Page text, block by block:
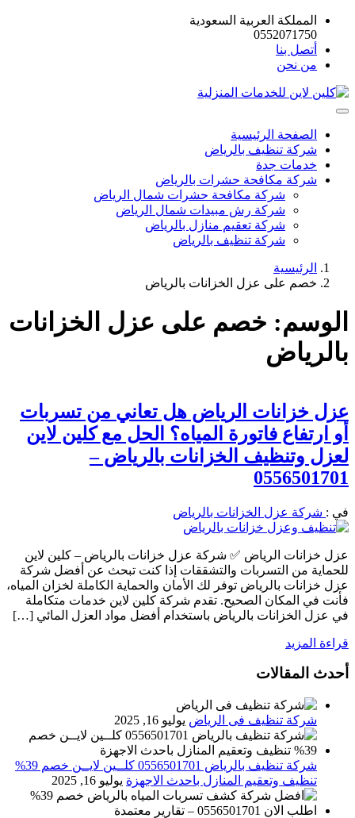
المملكة العربية السعودية
0552071750
أتصل بنا
من نحن
الصفحة الرئيسية
شركة تنظيف بالرياض
خدمات جدة
شركة مكافحة حشرات بالرياض
شركة مكافحة حشرات شمال الرياض
شركة رش مبيدات شمال الرياض
شركة تعقيم منازل بالرياض
شركة تنظيف بالرياض
الرئيسية
خصم على عزل الخزانات بالرياض
الوسم: خصم على عزل الخزانات
بالرياض
عزل خزانات الرياض هل تعاني من تسربات
أو ارتفاع فاتورة المياه؟ الحل مع كلين لاين
لعزل وتنظيف الخزانات بالرياض –
0556501701
في : شركة عزل الخزانات بالرياض
عزل خزانات الرياض ✅ شركة عزل خزانات بالرياض – كلين لاين
للحماية من التسربات والتشققات إذا كنت تبحث عن أفضل شركة
عزل خزانات بالرياض توفر لك الأمان والحماية الكاملة لخزان المياه،
فأنت في المكان الصحيح. تقدم شركة كلين لاين خدمات متكاملة
في عزل الخزانات بالرياض باستخدام أفضل مواد العزل المائي […]
قراءة المزيد
أحدث المقالات
شركة تنظيف فى الرياض يوليو 16, 2025
شركة تنظيف بالرياض 0556501701 كلــين لايــن خصم 39%
تنظيف وتعقيم المنازل باحدث الاجهزة يوليو 16, 2025